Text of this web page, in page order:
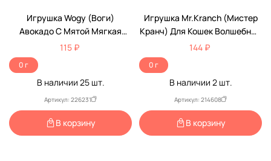
Игрушка Wogy (Воги)
Авокадо С Мятой Мягкая
11*8*3,5см 2024-2650
115 ₽
0 г
В наличии 25шт.
Артикул: 226231
В корзину
Игрушка Mr.Kranch (Мистер
Кранч) Для Кошек Волшебный
Грибочек, 10см, Плюш, С
Кошачьей Мятой, Фиолетовая
144 ₽
0 г
В наличии 2шт.
Артикул: 214608
В корзину